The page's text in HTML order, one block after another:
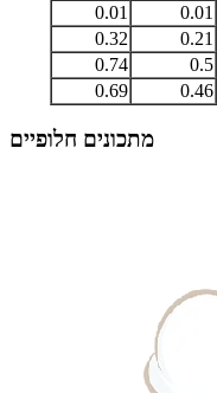
0.01
0.01
0.21
0.32
0.5
0.74
0.46
0.69
מתכונים חלופיים